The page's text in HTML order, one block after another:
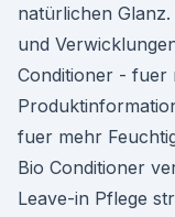
natürlichen
und
Conditioner - fuer
fuer mehr
Bio Conditioner
Leave-in Pflege